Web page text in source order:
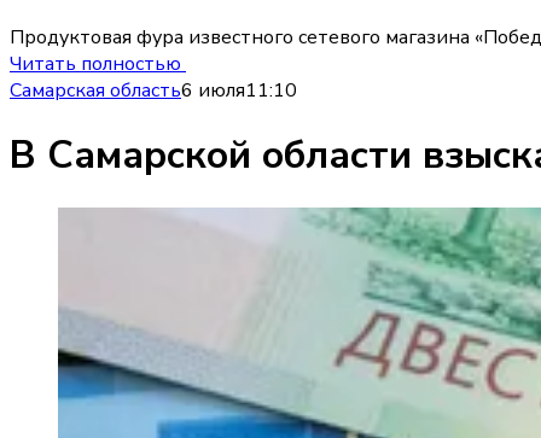
Продуктовая фура известного сетевого магазина
Читать полностью
Самарская область6 июля11:10
В Самарской области